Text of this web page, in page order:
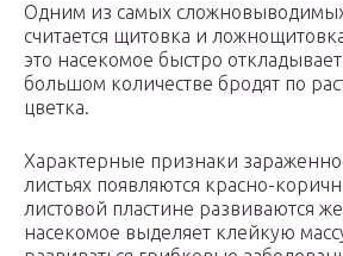
Одним из самых
считается щитовка и
это насекомое быстро
большом количестве бродят по
цветка.
Характерные признаки
листьях появляются красно-
листовой пластине развиваются
насекомое выделяет клейкую